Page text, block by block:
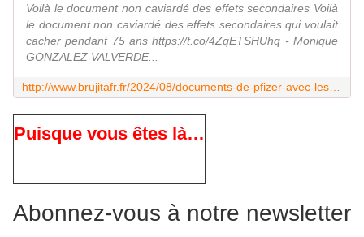
Voilà le document non caviardé des effets secondaires Voilà
le document non caviardé des effets secondaires qui voulait
cacher pendant 75 ans https://t.co/4ZqETSHUhq - Monique
GONZALEZ VALVERDE...
Puisque vous êtes là…
Abonnez-vous à notre newsletter